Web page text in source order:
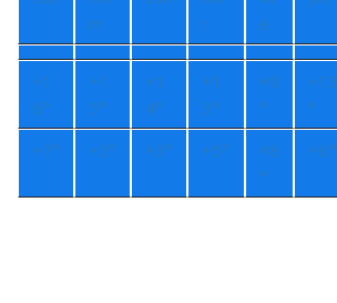
m
r
é
+1
6°
+1
5°
+1
4°
+1
3°
+9
°
+13
°
+7° +5° +3° +5° +8
°
+8°